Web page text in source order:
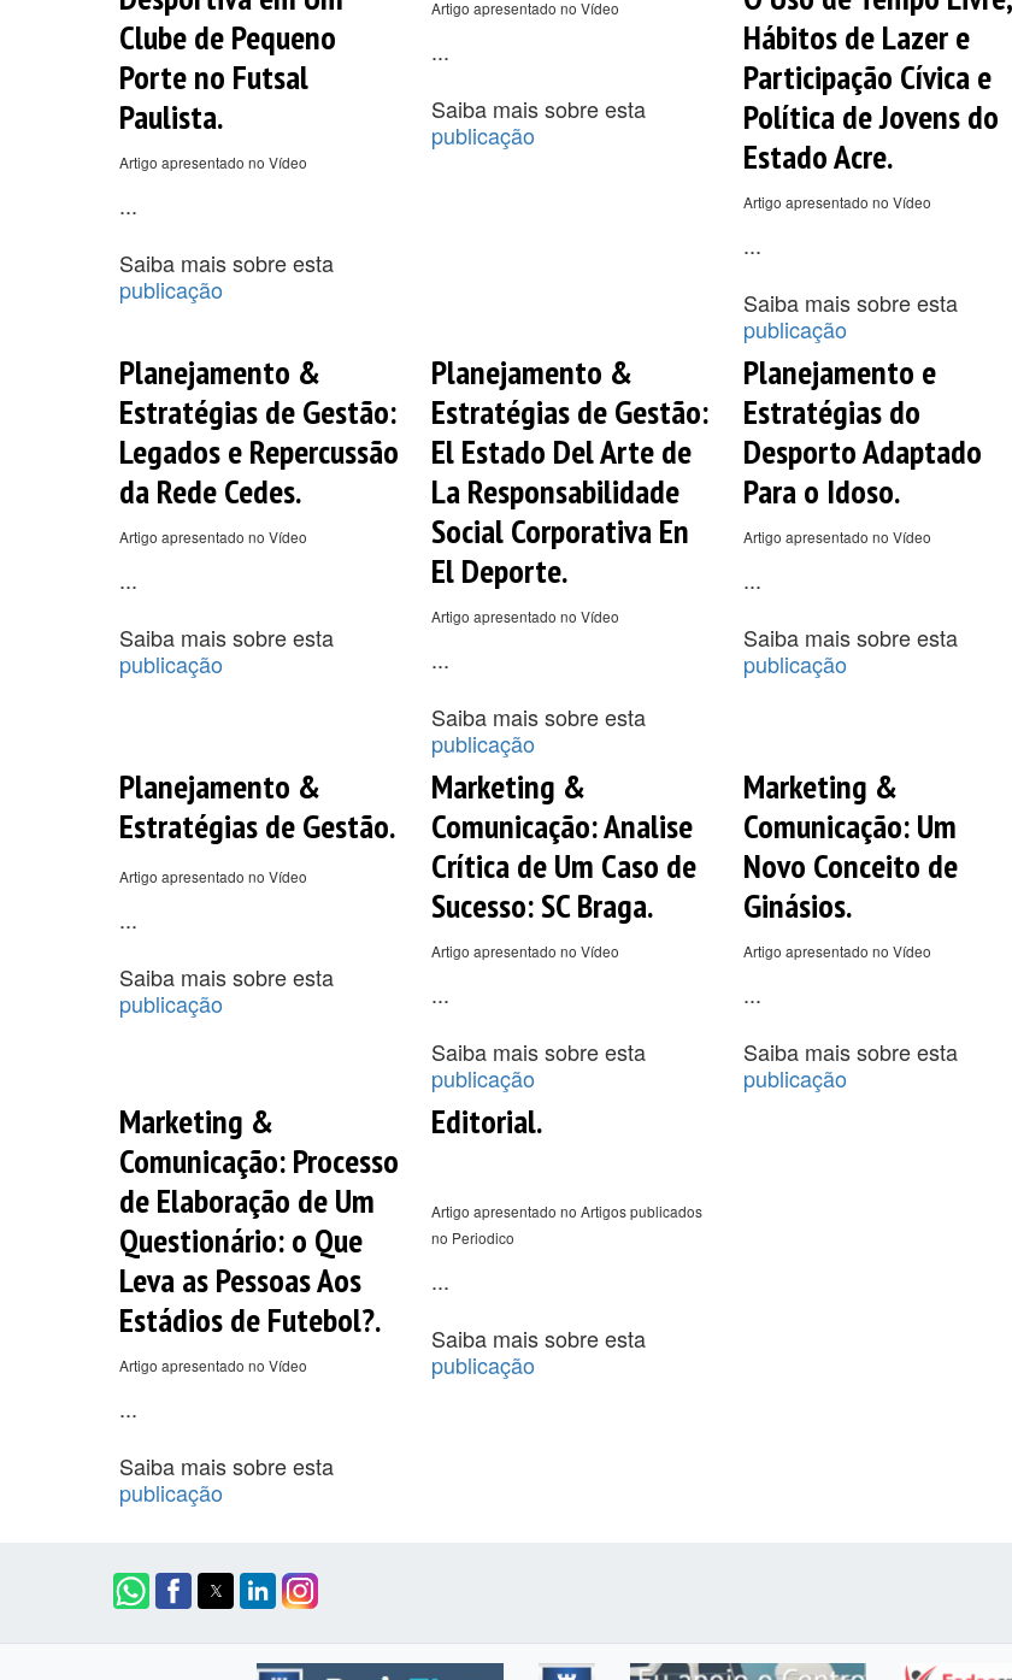
Clube de Pequeno
Porte no Futsal
Paulista.
Artigo apresentado no Vídeo
...
Saiba mais sobre esta
publicação
Artigo apresentado no Vídeo
...
Saiba mais sobre esta
publicação
Hábitos de Lazer e
Participação Cívica e
Política de Jovens do
Estado Acre.
Artigo apresentado no Vídeo
...
Saiba mais sobre esta
publicação
Planejamento &
Estratégias de Gestão:
Legados e Repercussão
da Rede Cedes.
Artigo apresentado no Vídeo
...
Saiba mais sobre esta
publicação
Planejamento &
Estratégias de Gestão:
El Estado Del Arte de
La Responsabilidade
Social Corporativa En
El Deporte.
Artigo apresentado no Vídeo
...
Saiba mais sobre esta
publicação
Planejamento e
Estratégias do
Desporto Adaptado
Para o Idoso.
Artigo apresentado no Vídeo
...
Saiba mais sobre esta
publicação
Planejamento &
Estratégias de Gestão.
Artigo apresentado no Vídeo
...
Saiba mais sobre esta
publicação
Marketing &
Comunicação: Analise
Crítica de Um Caso de
Sucesso: SC Braga.
Artigo apresentado no Vídeo
...
Saiba mais sobre esta
publicação
Marketing &
Comunicação: Um
Novo Conceito de
Ginásios.
Artigo apresentado no Vídeo
...
Saiba mais sobre esta
publicação
Marketing &
Comunicação: Processo
de Elaboração de Um
Questionário: o Que
Leva as Pessoas Aos
Estádios de Futebol?.
Artigo apresentado no Vídeo
...
Saiba mais sobre esta
publicação
Editorial.
Artigo apresentado no Artigos publicados
no Periodico
...
Saiba mais sobre esta
publicação